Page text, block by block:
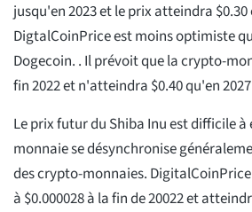
jusqu'en 2023 et le prix atteindra $0.30
DigtalCoinPrice est moins optimiste
Dogecoin. . Il prévoit que la crypto-
fin 2022 et n'atteindra $0.40 qu'en
Le prix futur du Shiba Inu est difficile
monnaie se désynchronise
des crypto-monnaies.
à $0.000028 à la fin de 20022 et